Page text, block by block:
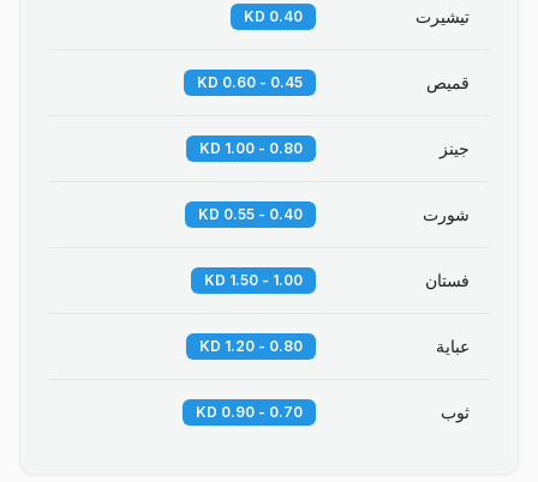
تيشيرت 0.40 KD
قميص 0.45 - 0.60 KD
جينز 0.80 - 1.00 KD
شورت 0.40 - 0.55 KD
فستان 1.00 - 1.50 KD
عباية 0.80 - 1.20 KD
ثوب 0.70 - 0.90 KD